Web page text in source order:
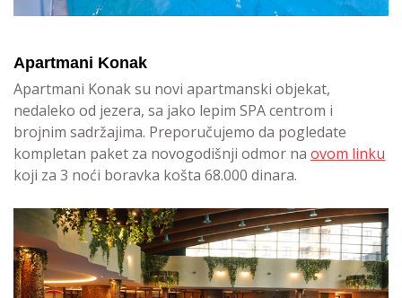
Apartmani Konak
Apartmani Konak su novi apartmanski objekat,
nedaleko od jezera, sa jako lepim SPA centrom i
brojnim sadržajima. Preporučujemo da pogledate
kompletan paket za novogodišnji odmor na ovom linku
koji za 3 noći boravka košta 68.000 dinara.